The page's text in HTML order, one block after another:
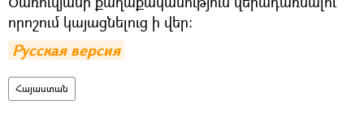
որոշում կայացնելուց ի վեր։
Русская версия
Հայաստան